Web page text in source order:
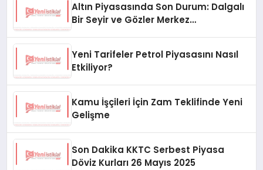
Altın Piyasasında Son Durum: Dalgalı
Bir Seyir ve Gözler Merkez
Yeni Tarifeler Petrol Piyasasını Nasıl
Etkiliyor?
Kamu İşçileri İçin Zam Teklifinde Yeni
Gelişme
Son Dakika KKTC Serbest Piyasa
Döviz Kurları 26 Mayıs 2025